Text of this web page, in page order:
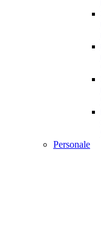
Personale